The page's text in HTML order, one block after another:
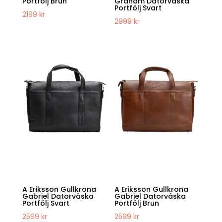
2199 kr
Portfölj Svart
2999kr
A Eriksson Gullkrona
Gabriel Datorväska
Portfölj Svart
2599 kr
A Eriksson Gullkrona
Gabriel Datorväska
Portfölj Brun
2599kr